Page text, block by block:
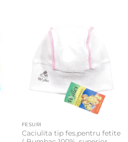
FESURI
Caciulita tip fes,pentru fetite